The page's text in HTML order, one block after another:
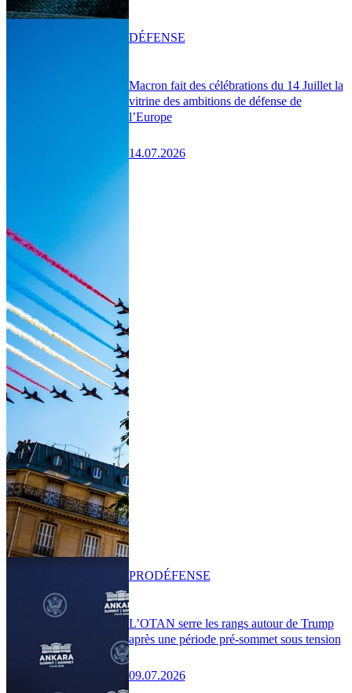
Macron fait des célébrations du 14 Juillet la
vitrine des ambitions de défense de
l’Europe
14.07.2026
DÉFENSE
L’OTAN serre les rangs autour de Trump
après une période pré-sommet sous tension
09.07.2026
PRODÉFENSE